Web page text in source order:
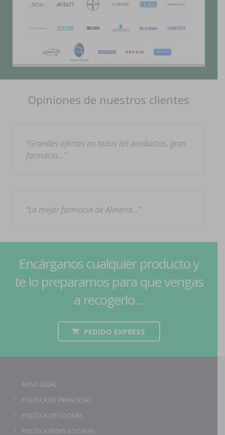
Opiniones de nuestros clientes
Grandes ofertas en todos los productos, gran
farmacia…
La mejor farmacia de Almería…
Encárganos cualquier producto y
te lo preparamos para que vengas
a recogerlo...
PEDIDO EXPRESS
AVISO LEGAL
POLÍTICA DE PRIVACIDAD
POLÍTICA DE COOKIES
POLÍTICA REDES SOCIALES